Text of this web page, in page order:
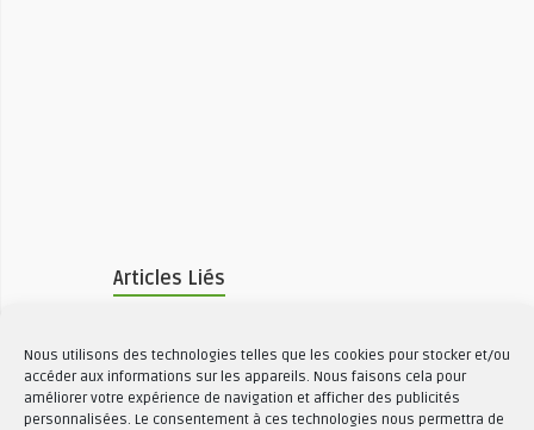
Nous utilisons des technologies telles que les cookies pour stocker et/ou
accéder aux informations sur les appareils. Nous faisons cela pour
améliorer votre expérience de navigation et afficher des publicités
personnalisées. Le consentement à ces technologies nous permettra de
Articles Liés
1 2486 Vues